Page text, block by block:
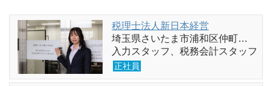
税理士法人新日本経営
埼玉県さいたま市浦和区仲町…
入力スタッフ、税務会計スタッフ
正社員